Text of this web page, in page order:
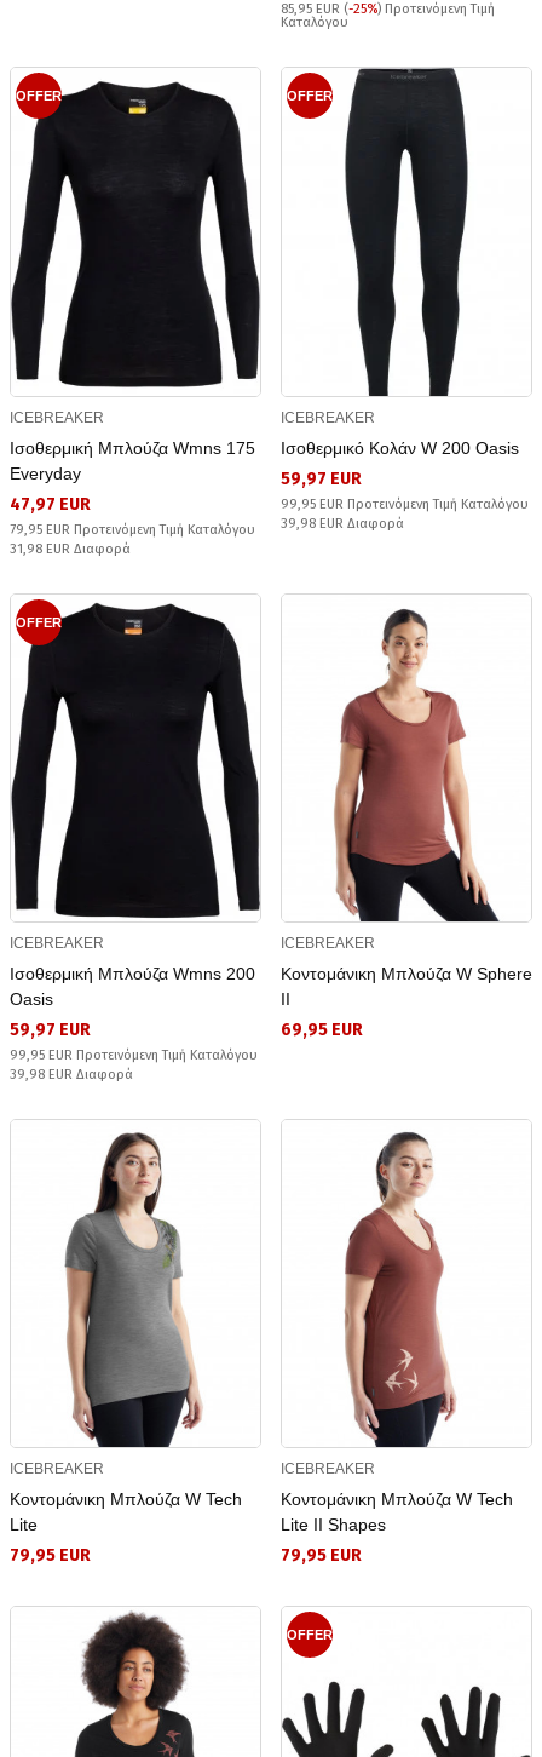
85,95 EUR (-25%) Προτεινόμενη Τιμή
Καταλόγου
OFFER
ICEBREAKER
Ισοθερμική Μπλούζα Wmns 175
Everyday
47,97 EUR
79,95 EUR Προτεινόμενη Τιμή Καταλόγου
31,98 EUR Διαφορά
OFFER
ICEBREAKER
Ισοθερμικό Κολάν W 200 Oasis
59,97 EUR
99,95 EUR Προτεινόμενη Τιμή Καταλόγου
39,98 EUR Διαφορά
OFFER
ICEBREAKER
Ισοθερμική Μπλούζα Wmns 200
Oasis
59,97 EUR
99,95 EUR Προτεινόμενη Τιμή Καταλόγου
39,98 EUR Διαφορά
ICEBREAKER
Κοντομάνικη Μπλούζα W Sphere
II
69,95 EUR
ICEBREAKER
Κοντομάνικη Μπλούζα W Tech
Lite
79,95 EUR
ICEBREAKER
Κοντομάνικη Μπλούζα W Tech
Lite II Shapes
79,95 EUR
OFFER